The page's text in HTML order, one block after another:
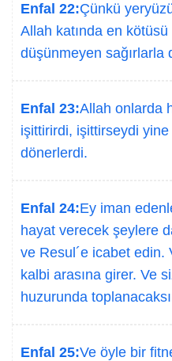
Enfal 22:Çünkü
Allah katında en
düşünmeyen sağırlarla
Enfal 23:Allah onlarda
işittirirdi, işittirseydi
dönerlerdi.
Enfal 24:Ey iman
hayat verecek şeylere
ve Resul´e icabet edin.
kalbi arasına girer. Ve
huzurunda
Enfal 25:Ve öyle bir